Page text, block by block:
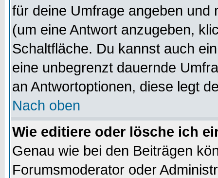
für deine Umfrage angeben und
(um eine Antwort anzugeben,
Schaltfläche. Du kannst auch
eine unbegrenzt dauernde
an Antwortoptionen, diese legt
Nach oben
Wie editiere oder lösche ich
Genau wie bei den Beiträgen
Forumsmoderator oder